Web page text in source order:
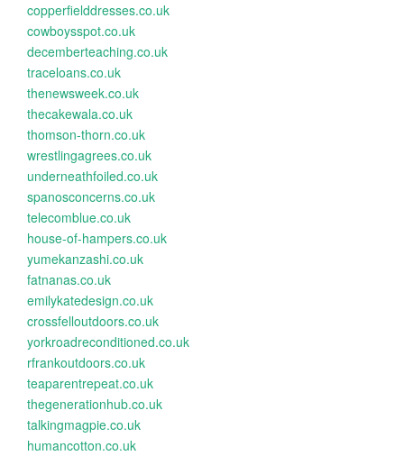
copperfielddresses.co.uk
cowboysspot.co.uk
decemberteaching.co.uk
traceloans.co.uk
thenewsweek.co.uk
thecakewala.co.uk
thomson-thorn.co.uk
wrestlingagrees.co.uk
underneathfoiled.co.uk
spanosconcerns.co.uk
telecomblue.co.uk
house-of-hampers.co.uk
yumekanzashi.co.uk
fatnanas.co.uk
emilykatedesign.co.uk
crossfelloutdoors.co.uk
yorkroadreconditioned.co.uk
rfrankoutdoors.co.uk
teaparentrepeat.co.uk
thegenerationhub.co.uk
talkingmagpie.co.uk
humancotton.co.uk